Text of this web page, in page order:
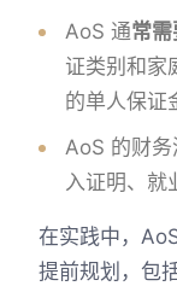
AoS 通常
证类别和
的单人保证
AoS 的财
入证明、就
在实践中，
提前规划，包